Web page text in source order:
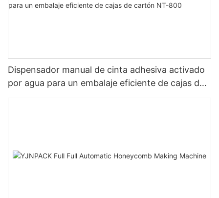
Dispensador manual de cinta adhesiva activado
por agua para un embalaje eficiente de cajas de
cartón NT-800